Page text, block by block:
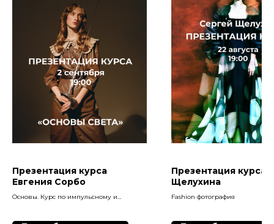
Презентация курса
Евгения Сорбо
Основы. Курс по импульсному и
Презентация курса
Щелухина
Fashion фотография